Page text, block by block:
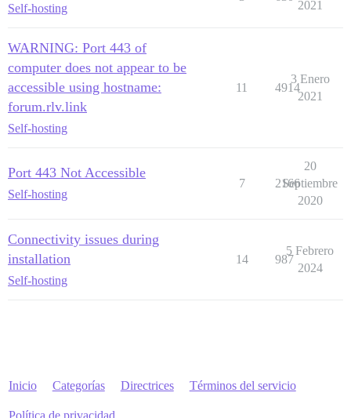
Self-hosting
2021
WARNING: Port 443 of
computer does not appear to be
accessible using hostname:
forum.rlv.link
Self-hosting
11 4914
3 Enero
2021
Port 443 Not Accessible
Self-hosting
7 2166
20
Septiembre
2020
Connectivity issues during
installation
Self-hosting
14 987
5 Febrero
2024
Inicio Categorías Directrices Términos del servicio
Política de privacidad